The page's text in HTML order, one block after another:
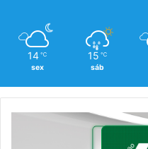
14 ℃
sex
15 ℃
sáb